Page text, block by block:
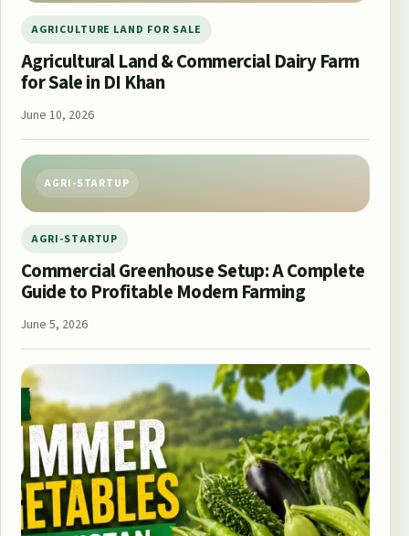
AGRICULTURE LAND FOR SALE
Agricultural Land & Commercial Dairy Farm
for Sale in DI Khan
June 10, 2026
AGRI-STARTUP
AGRI-STARTUP
Commercial Greenhouse Setup: A Complete
Guide to Profitable Modern Farming
June 5, 2026